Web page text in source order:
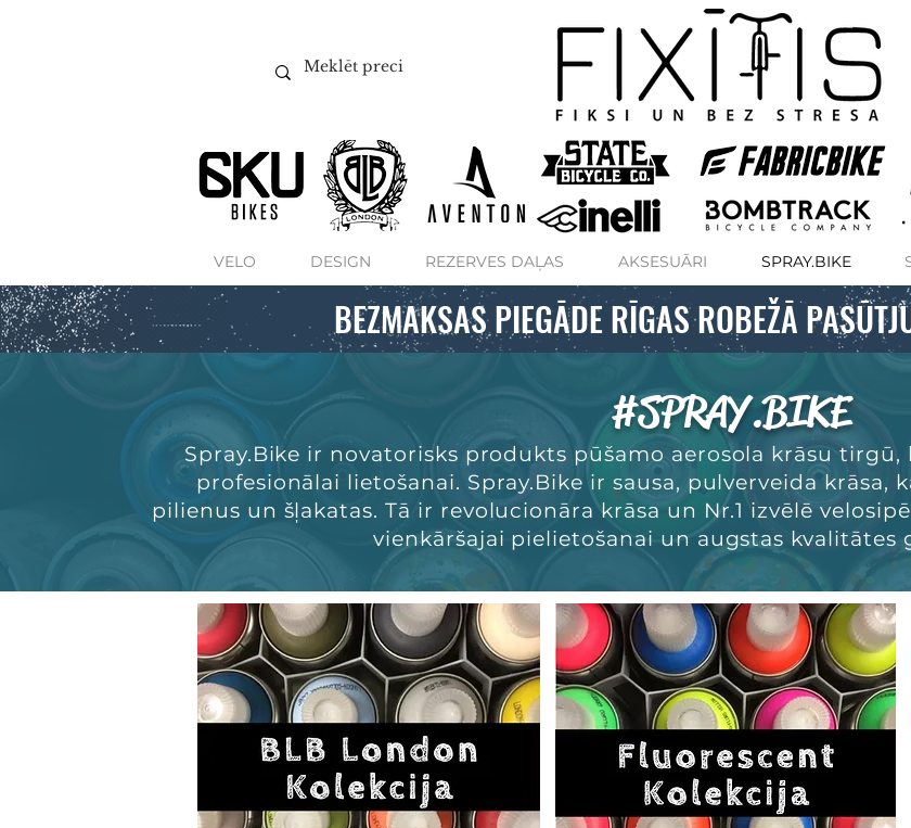
VELO DESIGN REZERVES DAĻAS AKSESUĀRI SPRAY.BIKE
BEZMAKSAS PIEGĀDE RĪGAS ROBEŽĀ
#SPRAY.BIKE
Spray.Bike ir novatorisks produkts pūšamo aerosola krāsu
profesionālai lietošanai. Spray.Bike ir sausa, pulverveida krāsa,
pilienus un šļakatas. Tā ir revolucionāra krāsa un Nr.1 izvēlē
vienkāršajai pielietošanai un augstas kvalitātes